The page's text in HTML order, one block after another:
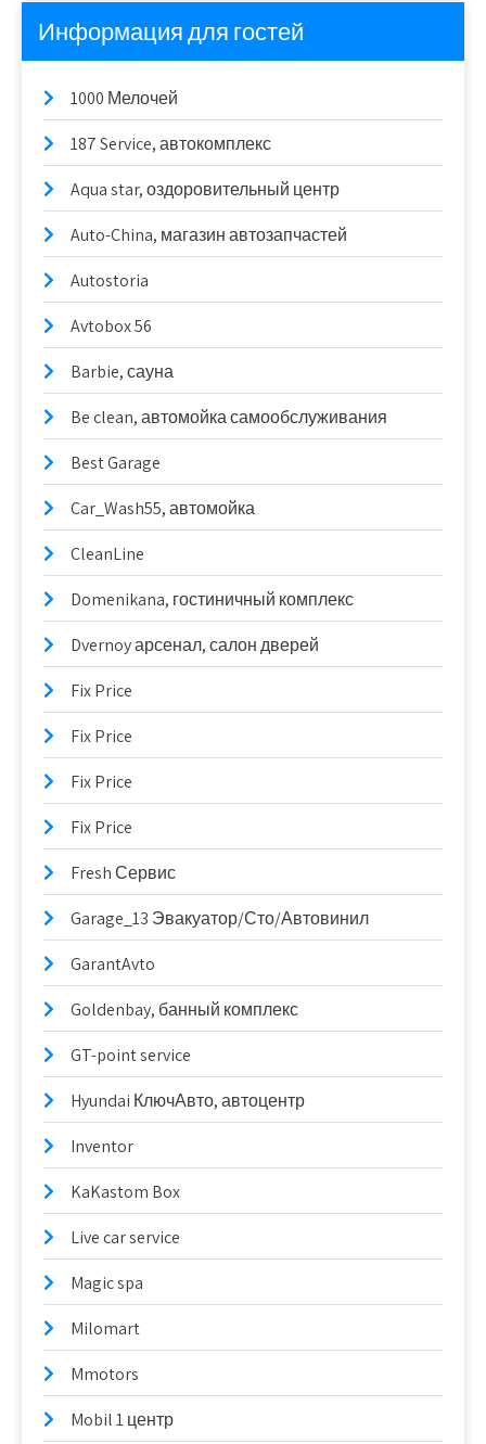
Информация для гостей
1000 Мелочей
187 Service, автокомплекс
Aqua star, оздоровительный центр
Auto-China, магазин автозапчастей
Autostoria
Avtobox 56
Barbie, сауна
Be clean, автомойка самообслуживания
Best Garage
Car_Wash55, автомойка
CleanLine
Domenikana, гостиничный комплекс
Dvernoy арсенал, салон дверей
Fix Price
Fix Price
Fix Price
Fix Price
Fresh Сервис
Garage_13 Эвакуатор/Сто/Автовинил
GarantAvto
Goldenbay, банный комплекс
GT-point service
Hyundai КлючАвто, автоцентр
Inventor
KaKastom Box
Live car service
Magic spa
Milomart
Mmotors
Mobil 1 центр